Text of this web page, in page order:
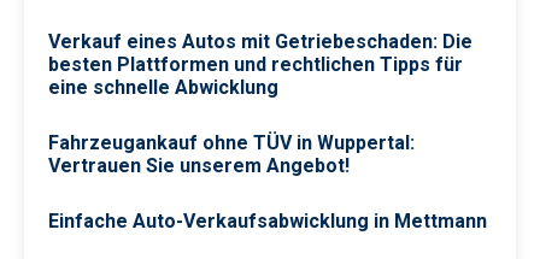
Verkauf eines Autos mit Getriebeschaden: Die
besten Plattformen und rechtlichen Tipps für
eine schnelle Abwicklung
Fahrzeugankauf ohne TÜV in Wuppertal:
Vertrauen Sie unserem Angebot!
Einfache Auto-Verkaufsabwicklung in Mettmann